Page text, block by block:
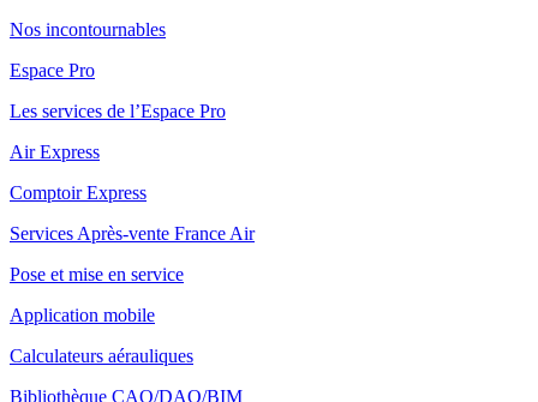
Nos incontournables
Espace Pro
Les services de l’Espace Pro
Air Express
Comptoir Express
Services Après-vente France Air
Pose et mise en service
Application mobile
Calculateurs aérauliques
Bibliothèque CAO/DAO/BIM